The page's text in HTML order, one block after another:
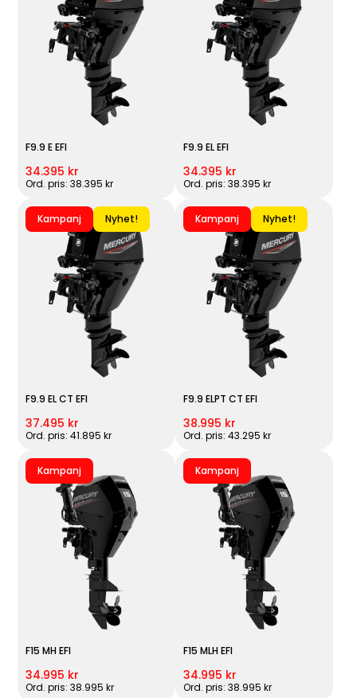
F9.9 E EFI
34.395 kr
Ord. pris: 38.395 kr
F9.9 EL EFI
34.395 kr
Ord. pris: 38.395 kr
Kampanj Nyhet!
F9.9 EL CT EFI
37.495 kr
Ord. pris: 41.895 kr
Kampanj Nyhet!
F9.9 ELPT CT EFI
38.995 kr
Ord. pris: 43.295 kr
Kampanj
F15 MH EFI
34.995 kr
Ord. pris: 38.995 kr
Kampanj
F15 MLH EFI
34.995 kr
Ord. pris: 38.995 kr